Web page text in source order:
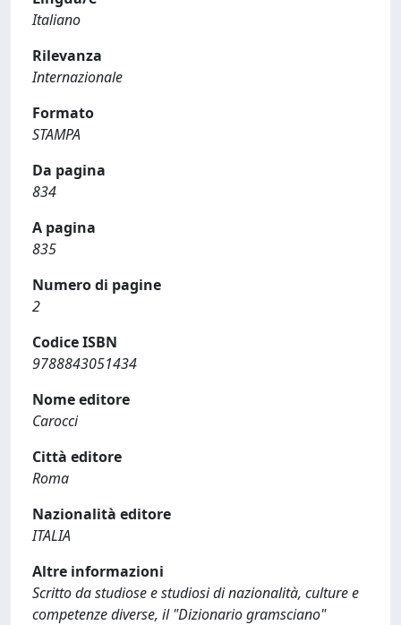
Italiano
Rilevanza
Internazionale
Formato
STAMPA
Da pagina
834
A pagina
835
Numero di pagine
2
Codice ISBN
9788843051434
Nome editore
Carocci
Città editore
Roma
Nazionalità editore
ITALIA
Altre informazioni
Scritto da studiose e studiosi di nazionalità, culture e
competenze diverse, il "Dizionario gramsciano"